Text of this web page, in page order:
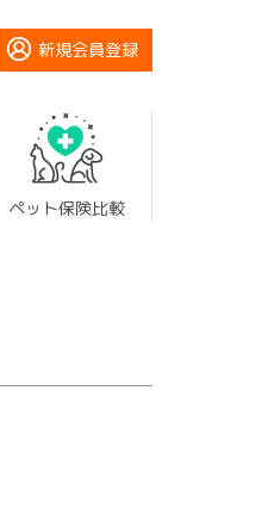
新規会員登録
ペット保険比較